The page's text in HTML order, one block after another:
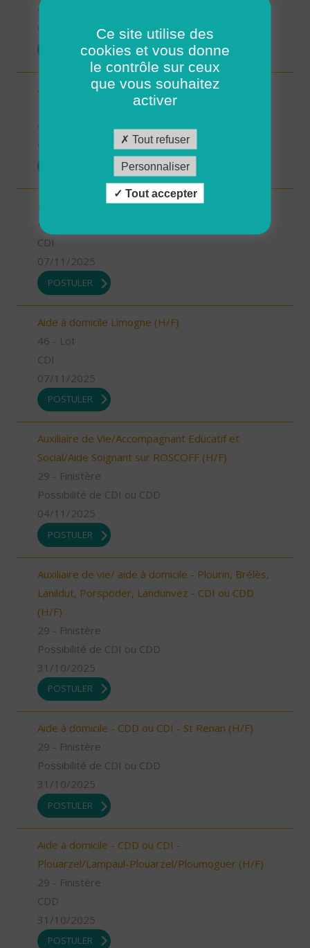
CDI
POSTULER
Aide-soignant.e Limogne en Quercy (H/F)
Responsable du développement (H/F)
46 - Lot
CDI
07/11/2025
POSTULER
Aide à domicile Limogne (H/F)
46 - Lot
CDI
07/11/2025
POSTULER
Auxiliaire de Vie/Accompagnant Educatif et
Social/Aide Soignant sur ROSCOFF (H/F)
29 - Finistère
Possibilité de CDI ou CDD
04/11/2025
POSTULER
Auxiliaire de vie/ aide à domicile - Plourin, Brélès,
Lanildut, Porspoder, Landunvez - CDI ou CDD
(H/F)
29 - Finistère
Possibilité de CDI ou CDD
31/10/2025
POSTULER
Aide à domicile - CDD ou CDI - St Renan (H/F)
29 - Finistère
Possibilité de CDI ou CDD
31/10/2025
POSTULER
Aide à domicile - CDD ou CDI -
Plouarzel/Lampaul-Plouarzel/Ploumoguer (H/F)
29 - Finistère
CDD
31/10/2025
POSTULER
Ce site utilise des
cookies et vous donne
le contrôle sur ceux
que vous souhaitez
activer
Tout refuser
Personnaliser
Tout accepter